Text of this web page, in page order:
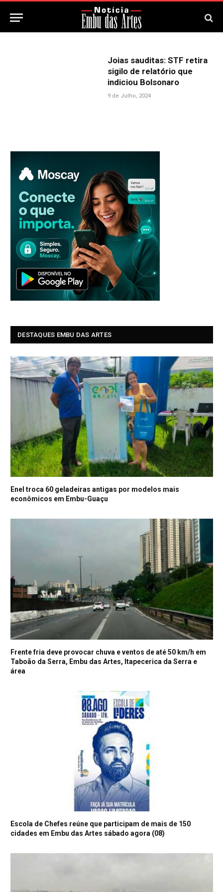
Joias sauditas: STF retira
sigilo de relatório que
indiciou Bolsonaro
9 de Julho, 2024
DESTAQUES EMBU DAS ARTES
Enel troca 60 geladeiras antigas por modelos mais
econômicos em Embu-Guaçu
Frente fria deve provocar chuva e ventos de até 50 km/h em
Taboão da Serra, Embu das Artes, Itapecerica da Serra e
área
Escola de Chefes reúne que participam de mais de 150
cidades em Embu das Artes sábado agora (08)